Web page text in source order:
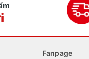
Fanpage